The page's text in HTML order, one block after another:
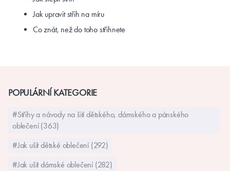
Jak upravit střih na míru
Co znát, než do toho střihnete
POPULÁRNÍ KATEGORIE
#Střihy a návody na šití dětského, dámského a pánského
oblečení (363)
#Jak ušít dětské oblečení (292)
#Jak ušít dámské oblečení (282)